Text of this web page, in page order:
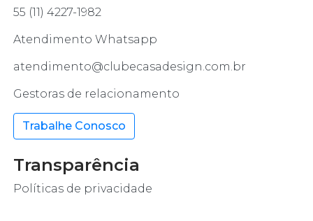
55 (11) 4227-1982
Atendimento Whatsapp
atendimento@clubecasadesign.com.br
Gestoras de relacionamento
Trabalhe Conosco
Transparência
Políticas de privacidade